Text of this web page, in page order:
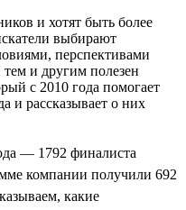
и хотят быть более
выбирают
перспективами
и другим полезен
с 2010 года помогает
и рассказывает о них
— 1792 финалиста
компании получили 692
какие